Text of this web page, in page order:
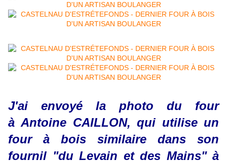
J'ai envoyé la photo du four
à Antoine CAILLON, qui utilise un
four à bois similaire dans son
fournil "du Levain et des Mains" à